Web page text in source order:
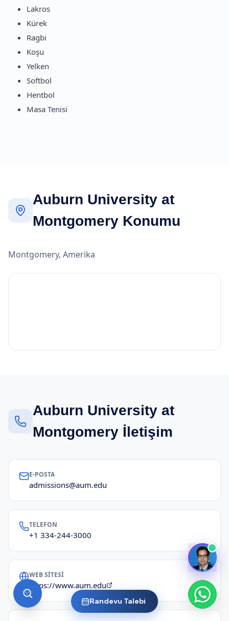
Lakros
Kürek
Ragbi
Koşu
Yelken
Softbol
Hentbol
Masa Tenisi
Auburn University at
Montgomery Konumu
Montgomery, Amerika
Auburn University at
Montgomery İletişim
E-POSTA
admissions@aum.edu
TELEFON
+1 334-244-3000
WEB SITESI
https://www.aum.edu
Randevu Talebi